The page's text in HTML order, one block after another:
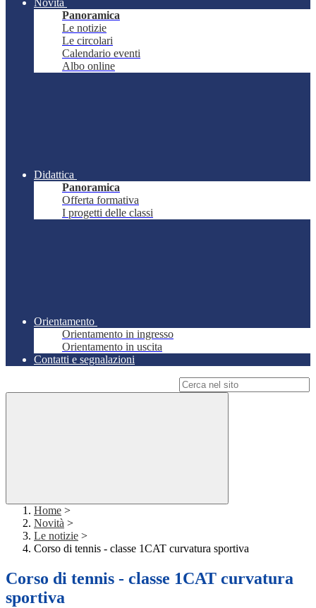
Novità
Panoramica
Le notizie
Le circolari
Calendario eventi
Albo online
Didattica
Panoramica
Offerta formativa
I progetti delle classi
Orientamento
Orientamento in ingresso
Orientamento in uscita
Contatti e segnalazioni
Home >
Novità >
Le notizie >
Corso di tennis - classe 1CAT curvatura sportiva
Corso di tennis - classe 1CAT curvatura
sportiva